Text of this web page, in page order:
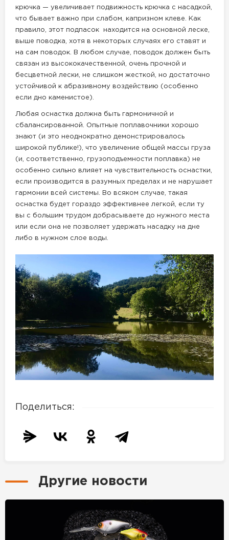
крючка — увеличивает подвижность крючка с насадкой,
что бывает важно при слабом, капризном клеве. Как
правило, этот подпасок находится на основной леске,
выше поводка, хотя в некоторых случаях его ставят и
на сам поводок. В любом случае, поводок должен быть
связан из высококачественной, очень прочной и
бесцветной лески, не слишком жесткой, но достаточно
устойчивой к абразивному воздействию (особенно
если дно каменистое).
Любая оснастка должна быть гармоничной и
сбалансированной. Опытные поплавочники хорошо
знают (и это неоднократно демонстрировалось
широкой публике!), что увеличение общей массы груза
(и, соответственно, грузоподъемности поплавка) не
особенно сильно влияет на чувствительность оснастки,
если производится в разумных пределах и не нарушает
гармонии всей системы. Во всяком случае, такая
оснастка будет гораздо эффективнее легкой, если ту
вы с большим трудом добрасываете до нужного места
или если она не позволяет удержать насадку на дне
либо в нужном слое воды.
Поделиться:
Другие новости